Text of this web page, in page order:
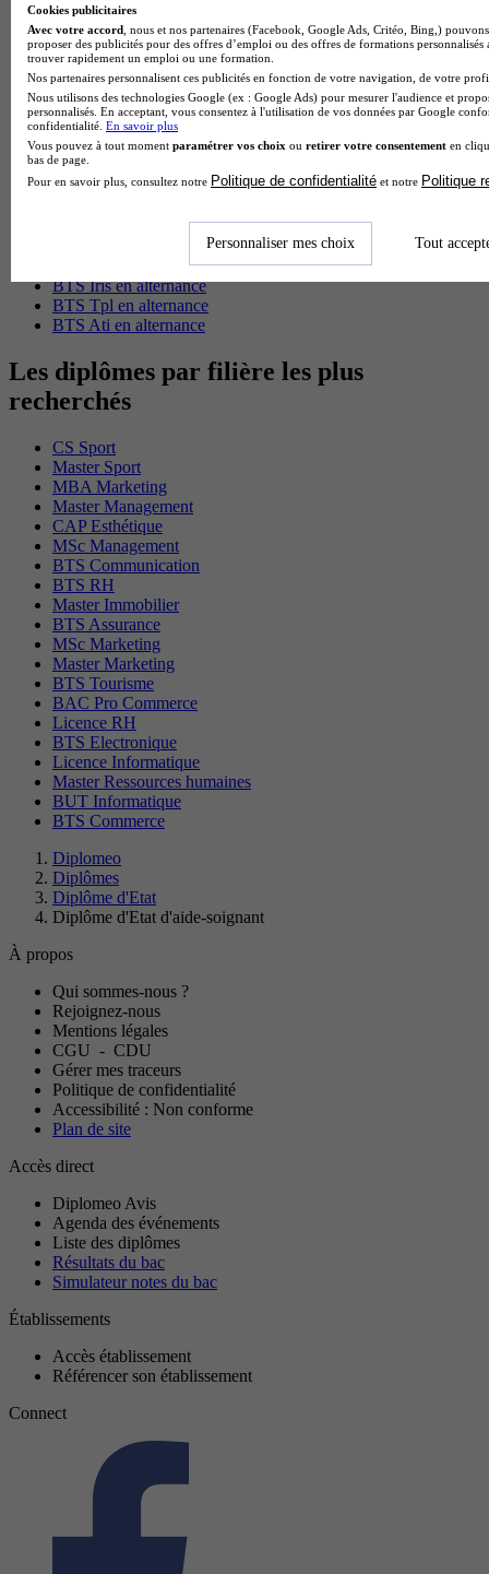
BTS Pi en alternance
BTS Sp3s en alternance
Master CCA en alternance
BTS Ndrc en alternance
BTS Sam en alternance
Cap Fleuriste en alternance
BTS Sio en alternance
MSc Marketing Digital en alternance
BTS Gpme en alternance
Cap Electricien en alternance
BTS Domotique en alternance
BAC Pro Agora en alternance
BTS Sta en alternance
BTS Iris en alternance
BTS Tpl en alternance
BTS Ati en alternance
Les diplômes par filière les plus
recherchés
CS Sport
Master Sport
MBA Marketing
Master Management
CAP Esthétique
MSc Management
BTS Communication
BTS RH
Master Immobilier
BTS Assurance
MSc Marketing
Master Marketing
BTS Tourisme
BAC Pro Commerce
Licence RH
BTS Electronique
Licence Informatique
Master Ressources humaines
BUT Informatique
BTS Commerce
Diplomeo
Diplômes
Diplôme d'Etat
Diplôme d'Etat d'aide-soignant
À propos
Qui sommes-nous ?
Rejoignez-nous
Mentions légales
CGU - CDU
Gérer mes traceurs
Politique de confidentialité
Accessibilité : Non conforme
Plan de site
Accès direct
Diplomeo Avis
Agenda des événements
Liste des diplômes
Résultats du bac
Simulateur notes du bac
Établissements
Accès établissement
Référencer son établissement
Connect
Cookies publicitaires
Avec votre accord , nous et nos partenaires (Facebook, Google Ads, Critéo, Bing,)
proposer des publicités pour des offres d’emploi ou des offres de formations
trouver rapidement un emploi ou une formation.
Nos partenaires personnalisent ces publicités en fonction de votre navigation, de votre
Nous utilisons des technologies Google (ex : Google Ads) pour mesurer l'audience et
personnalisés. En acceptant, vous consentez à l'utilisation de vos données par Google
confidentialité. En savoir plus
Vous pouvez à tout moment paramétrer vos choix ou retirer votre consentement en
bas de page.
Pour en savoir plus, consultez notre Politique de confidentialité et notre Politique
Personnaliser mes choix Tout